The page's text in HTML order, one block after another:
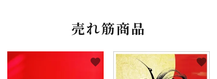
売れ筋商品
favorite favorite